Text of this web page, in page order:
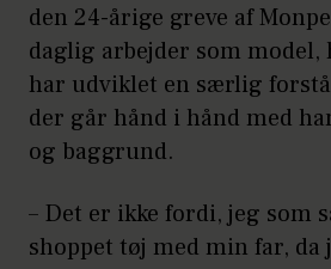
den 24-årige greve af
daglig arbejder som model,
har udviklet en særlig
der går hånd i hånd med
og baggrund.
– Det er ikke fordi, jeg som
shoppet tøj med min far, da